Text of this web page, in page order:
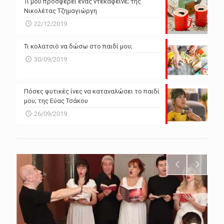
Νικολέτας Τζημαγιώργη
22/12/2019
Τι κολατσιό να δώσω στο παιδί μου;
30/09/2019
Πόσες φυτικές ίνες να καταναλώσει το παιδί
μου; της Εύας Τσάκου
26/09/2019